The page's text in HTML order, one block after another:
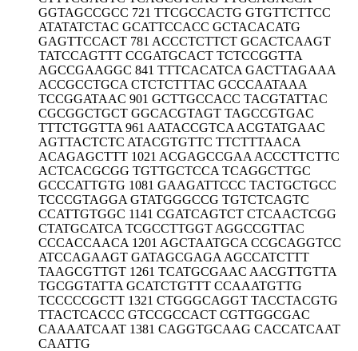
GGTAGCCGCC 721 TTCGCCACTG GTGTTCTTCC
ATATATCTAC GCATTCCACC GCTACACATG
GAGTTCCACT 781 ACCCTCTTCT GCACTCAAGT
TATCCAGTTT CCGATGCACT TCTCCGGTTA
AGCCGAAGGC 841 TTTCACATCA GACTTAGAAA
ACCGCCTGCA CTCTCTTTAC GCCCAATAAA
TCCGGATAAC 901 GCTTGCCACC TACGTATTAC
CGCGGCTGCT GGCACGTAGT TAGCCGTGAC
TTTCTGGTTA 961 AATACCGTCA ACGTATGAAC
AGTTACTCTC ATACGTGTTC TTCTTTAACA
ACAGAGCTTT 1021 ACGAGCCGAA ACCCTTCTTC
ACTCACGCGG TGTTGCTCCA TCAGGCTTGC
GCCCATTGTG 1081 GAAGATTCCC TACTGCTGCC
TCCCGTAGGA GTATGGGCCG TGTCTCAGTC
CCATTGTGGC 1141 CGATCAGTCT CTCAACTCGG
CTATGCATCA TCGCCTTGGT AGGCCGTTAC
CCCACCAACA 1201 AGCTAATGCA CCGCAGGTCC
ATCCAGAAGT GATAGCGAGA AGCCATCTTT
TAAGCGTTGT 1261 TCATGCGAAC AACGTTGTTA
TGCGGTATTA GCATCTGTTT CCAAATGTTG
TCCCCCGCTT 1321 CTGGGCAGGT TACCTACGTG
TTACTCACCC GTCCGCCACT CGTTGGCGAC
CAAAATCAAT 1381 CAGGTGCAAG CACCATCAAT
CAATTG